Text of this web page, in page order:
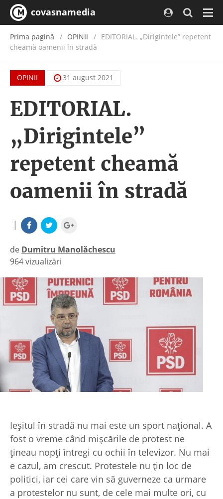
covasnamedia
Prima pagină OPINII
EDITORIAL. „Dirigintele” repetent
cheamă oamenii în stradă
OPINII 31 august 2021
EDITORIAL.
„Dirigintele”
repetent cheamă
oamenii în stradă
|
de Dumitru Manolăchescu
|
964 vizualizări
Ieşitul în stradă nu mai este un sport naţional. A
fost o vreme când mişcările de protest ne
ţineau nopţi întregi cu ochii în televizor. Nu mai
e cazul, am crescut. Protestele nu ţin loc de
politici, iar cei care vin să guverneze ca urmare
a protestelor nu sunt, de cele mai multe ori, cu